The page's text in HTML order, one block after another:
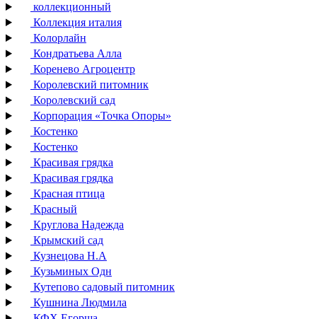
коллекционный
Коллекция италия
Колорлайн
Кондратьева Алла
Коренево Агроцентр
Королевский питомник
Королевский сад
Корпорация «Точка Опоры»
Костенко
Костенко
Красивая грядка
Красивая грядка
Красная птица
Красный
Круглова Надежда
Крымский сад
Кузнецова Н.А
Кузьминых Одн
Кутепово садовый питомник
Кушнина Людмила